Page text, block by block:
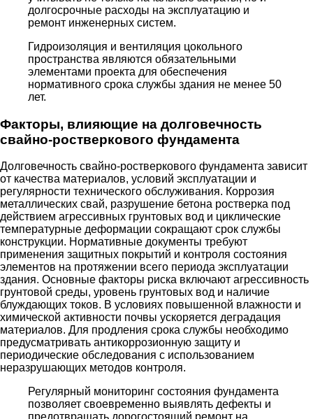
долгосрочные расходы на эксплуатацию и
ремонт инженерных систем.
Гидроизоляция и вентиляция цокольного
пространства являются обязательными
элементами проекта для обеспечения
нормативного срока службы здания не менее 50
лет.
Факторы, влияющие на долговечность
свайно-ростверкового фундамента
Долговечность свайно-ростверкового фундамента зависит
от качества материалов, условий эксплуатации и
регулярности технического обслуживания. Коррозия
металлических свай, разрушение бетона ростверка под
действием агрессивных грунтовых вод и циклические
температурные деформации сокращают срок службы
конструкции. Нормативные документы требуют
применения защитных покрытий и контроля состояния
элементов на протяжении всего периода эксплуатации
здания. Основные факторы риска включают агрессивность
грунтовой среды, уровень грунтовых вод и наличие
блуждающих токов. В условиях повышенной влажности и
химической активности почвы ускоряется деградация
материалов. Для продления срока службы необходимо
предусматривать антикоррозионную защиту и
периодические обследования с использованием
неразрушающих методов контроля.
Регулярный мониторинг состояния фундамента
позволяет своевременно выявлять дефекты и